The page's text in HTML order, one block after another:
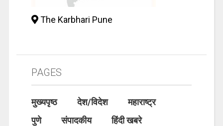
The Karbhari Pune
PAGES
मुख्यपृष्ठ देश/विदेश
महाराष्ट्र
पुणे
संपादकीय
हिंदी खबरे